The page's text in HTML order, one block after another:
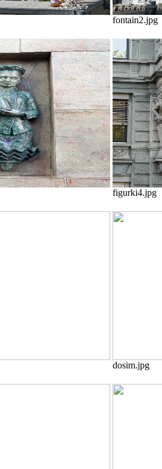
fontain2.jpg
figurki4.jpg
dosim.jpg